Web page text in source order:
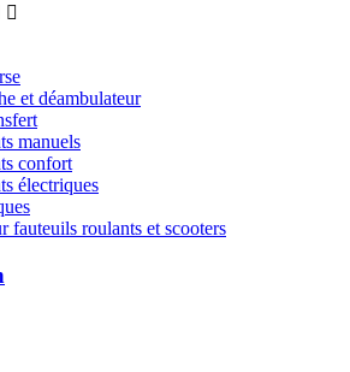

et déambulateur
manuels
confort
électriques
fauteuils roulants et scooters